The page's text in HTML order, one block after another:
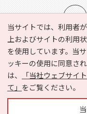
当サイトでは、利用者
上およびサイトの利用
を使用しています。当
ッキーの使用に同意さ
は、
「当社ウェブサイ
て」 をご覧ください。
e-NAVITA（イーナビタ
利用規約
個人情
サイトマップ